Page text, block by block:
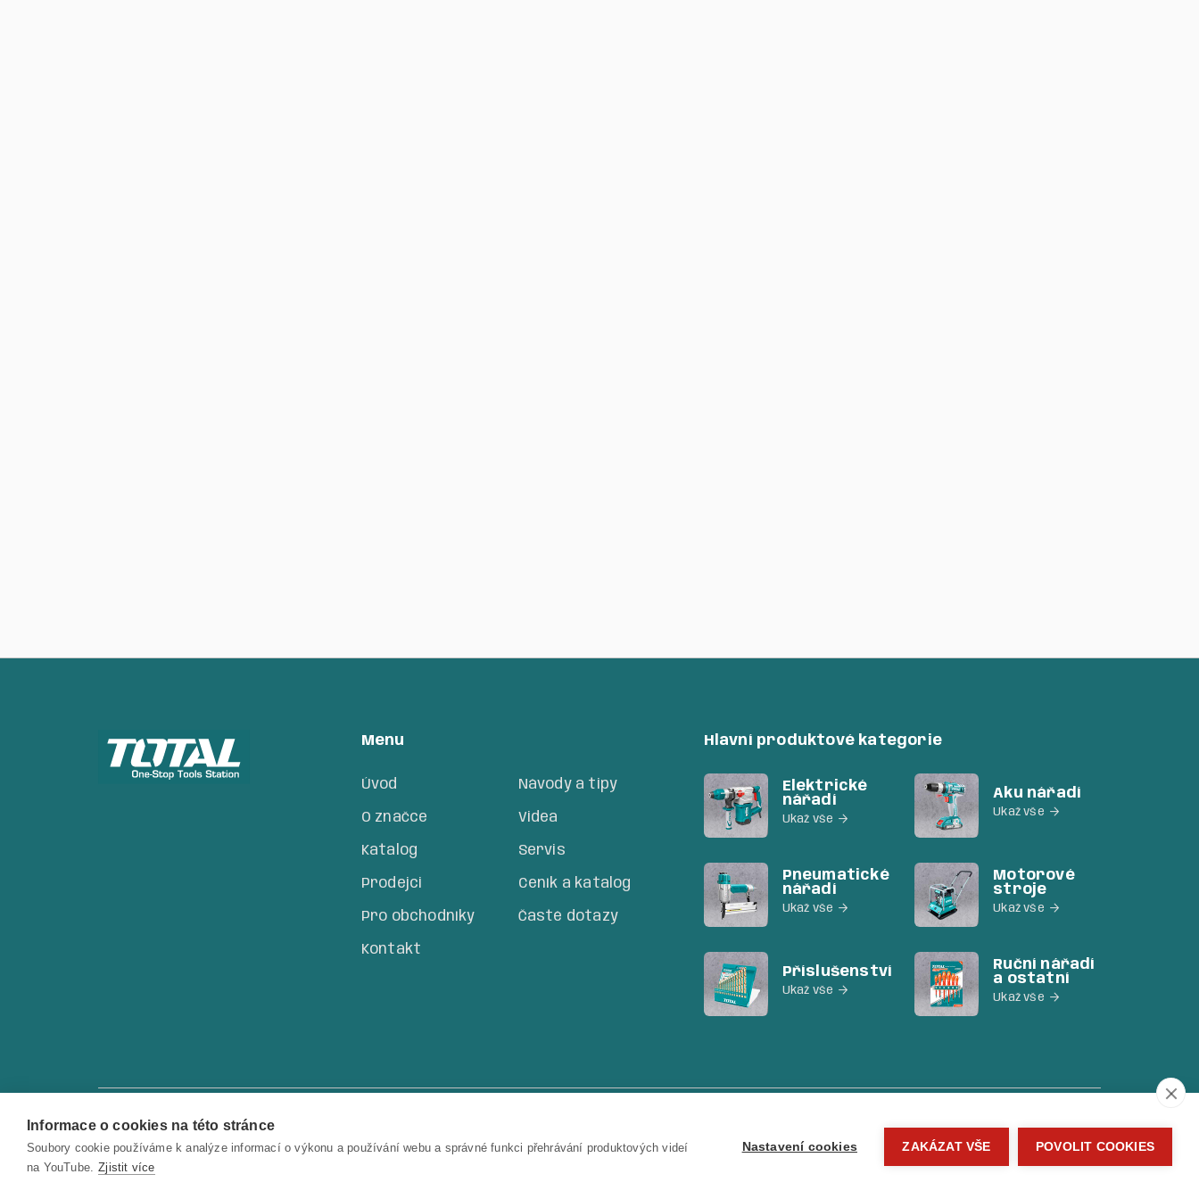
Menu
Úvod
O značce
Katalog
Prodejci
Pro obchodníky
Kontakt
Návody a tipy
Videa
Servis
Ceník a katalog
Časté dotazy
Hlavní produktové kategorie
Elektrické
nářadí
Ukaž vše 
Aku nářadí
Ukaž vše 
Pneumatické
nářadí
Ukaž vše 
Motorové
stroje
Ukaž vše 
Příslušenství
Ukaž vše 
Ruční nářadí
a ostatní
Ukaž vše 
Copyright © 2022 Total Tools Česká republika
Informace o cookies na této stránce
Soubory cookie používáme k analýze informací o výkonu a používání webu a správné funkci přehrávání produktových videí
na YouTube. Zjistit více
Nastavení cookies ZAKÁZAT VŠE POVOLIT COOKIES